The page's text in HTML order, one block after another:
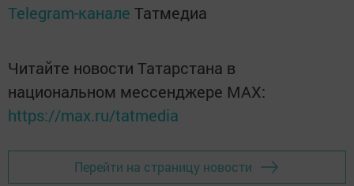
Telegram-канале Татмедиа
Читайте новости Татарстана в
национальном мессенджере MАХ:
https://max.ru/tatmedia
Перейти на страницу новости